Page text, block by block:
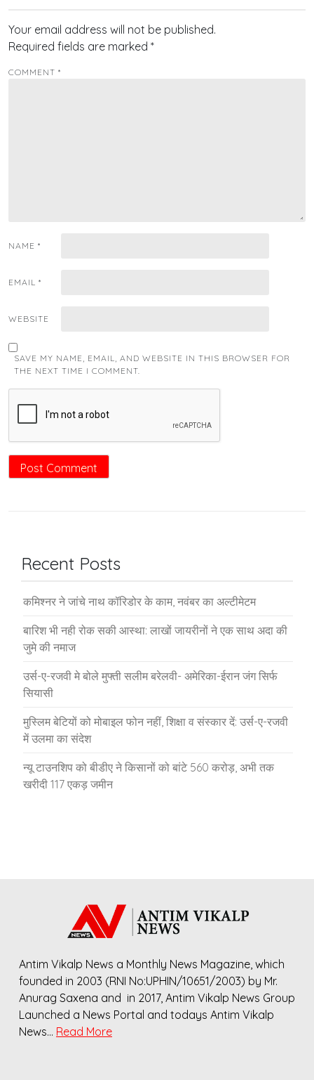
Your email address will not be published.
Required fields are marked *
COMMENT *
NAME *
EMAIL *
WEBSITE
SAVE MY NAME, EMAIL, AND WEBSITE IN THIS BROWSER FOR
THE NEXT TIME I COMMENT.
Recent Posts
कमिश्नर ने जांचे नाथ कॉरिडोर के काम, नवंबर का अल्टीमेटम
बारिश भी नही रोक सकी आस्था: लाखों जायरीनों ने एक साथ अदा की
जुमे की नमाज
उर्स-ए-रजवी मे बोले मुफ्ती सलीम बरेलवी- अमेरिका-ईरान जंग सिर्फ
सियासी
मुस्लिम बेटियों को मोबाइल फोन नहीं, शिक्षा व संस्कार दें: उर्स-ए-रजवी
में उलमा का संदेश
न्यू टाउनशिप को बीडीए ने किसानों को बांटे 560 करोड़, अभी तक
खरीदी 117 एकड़ जमीन
Antim Vikalp News a Monthly News Magazine, which
founded in 2003 (RNI No:UPHIN/10651/2003) by Mr.
Anurag Saxena and in 2017, Antim Vikalp News Group
Launched a News Portal and todays Antim Vikalp
News… Read More